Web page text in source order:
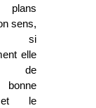
sens,
si
elle
de
et le